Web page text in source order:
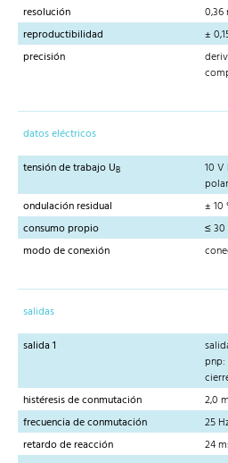
resolución
0,36
reproductibilidad
±
precisión
datos eléctricos
tensión de trabajo UB
10
ondulación residual
± 10
consumo propio
≤ 30
modo de conexión
salidas
salida 1
pnp:
histéresis de conmutación
2,0
frecuencia de conmutación
25
retardo de reacción
24